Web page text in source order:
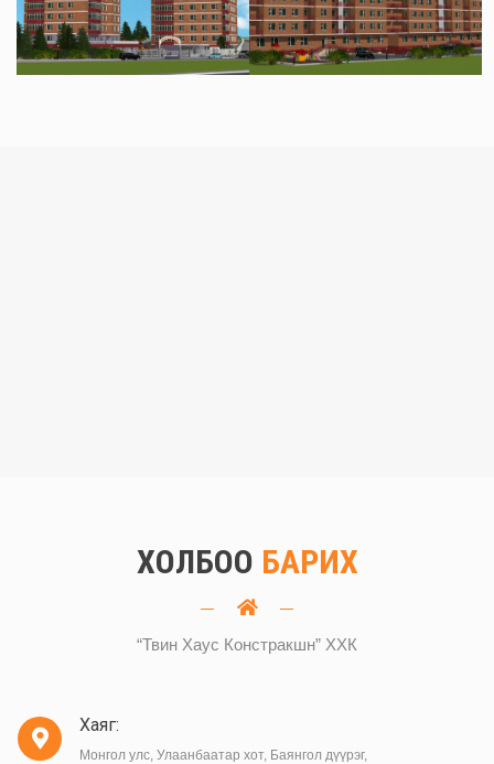
ХОЛБОО БАРИХ
“Твин Хаус Констракшн” ХХК
Хаяг:
Монгол улс, Улаанбаатар хот, Баянгол дүүрэг,